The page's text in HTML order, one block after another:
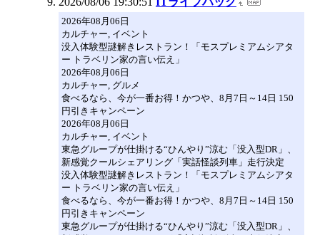
2026年08月06日
カルチャー, イベント
没入体験型謎解きレストラン！「モスプレミアムシアタ
ー トラベリン家の言い伝え」
2026年08月06日
カルチャー, グルメ
食べるなら、今が一番お得！かつや、8月7日～14日 150
円引きキャンペーン
2026年08月06日
カルチャー, イベント
東急グループが仕掛ける“ひんやり”涼む「没入型DR」、
新感覚クールシェアリング「実話怪談列車」走行決定
没入体験型謎解きレストラン！「モスプレミアムシアタ
ー トラベリン家の言い伝え」
食べるなら、今が一番お得！かつや、8月7日～14日 150
円引きキャンペーン
東急グループが仕掛ける“ひんやり”涼む「没入型DR」、